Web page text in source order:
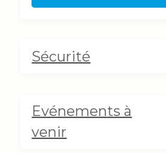
Sécurité
Evénements à
venir